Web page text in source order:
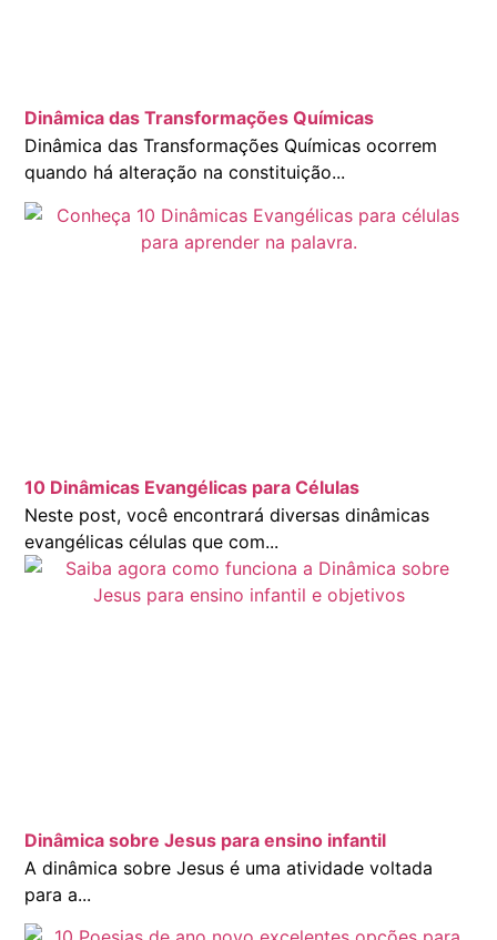
Dinâmica das Transformações Químicas
Dinâmica das Transformações Químicas ocorrem
quando há alteração na constituição...
10 Dinâmicas Evangélicas para Células
Neste post, você encontrará diversas dinâmicas
evangélicas células que com...
Dinâmica sobre Jesus para ensino infantil
A dinâmica sobre Jesus é uma atividade voltada
para a...